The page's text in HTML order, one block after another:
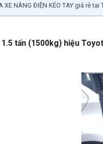
XE NÂNG ĐIỆN KÉO TAY giá rẻ
1.5 tấn (1500kg) hiệu